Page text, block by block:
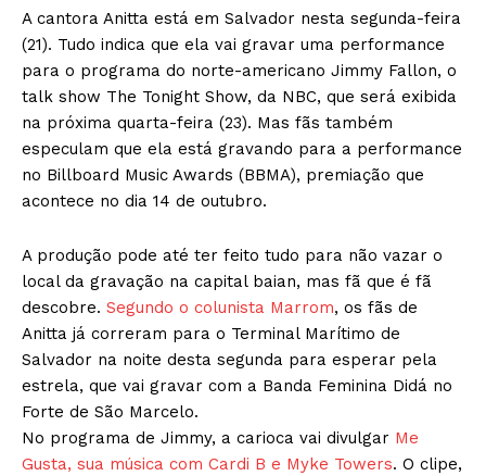
A cantora Anitta está em Salvador nesta segunda-feira
(21). Tudo indica que ela vai gravar uma performance
para o programa do norte-americano Jimmy Fallon, o
talk show The Tonight Show, da NBC, que será exibida
na próxima quarta-feira (23). Mas fãs também
especulam que ela está gravando para a performance
no Billboard Music Awards (BBMA), premiação que
acontece no dia 14 de outubro.
A produção pode até ter feito tudo para não vazar o
local da gravação na capital baian, mas fã que é fã
descobre. Segundo o colunista Marrom, os fãs de
Anitta já correram para o Terminal Marítimo de
Salvador na noite desta segunda para esperar pela
estrela, que vai gravar com a Banda Feminina Didá no
Forte de São Marcelo.
No programa de Jimmy, a carioca vai divulgar Me
Gusta, sua música com Cardi B e Myke Towers. O clipe,